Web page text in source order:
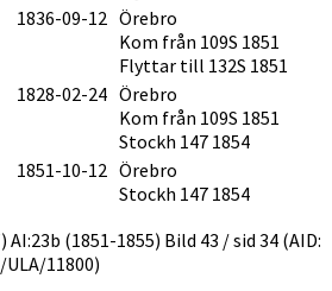
1836-09-12 Örebro
Kom från 109S 1851
Flyttar till 132S 1851
1828-02-24 Örebro
Kom från 109S 1851
Stockh 147 1854
1851-10-12 Örebro
Stockh 147 1854
(1851-1855) Bild 43 / sid 34 (AID:
ULA/11800)